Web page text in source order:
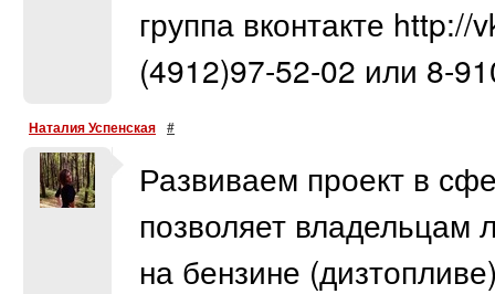
группа вконтакте
(4912)97-52-02 или 8-
Наталия Успенская #
Развиваем проект в
позволяет владельцам
на бензине